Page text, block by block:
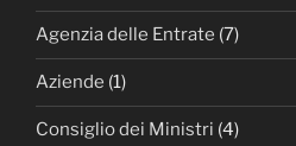
Agenzia delle Entrate (7)
Aziende (1)
Consiglio dei Ministri (4)